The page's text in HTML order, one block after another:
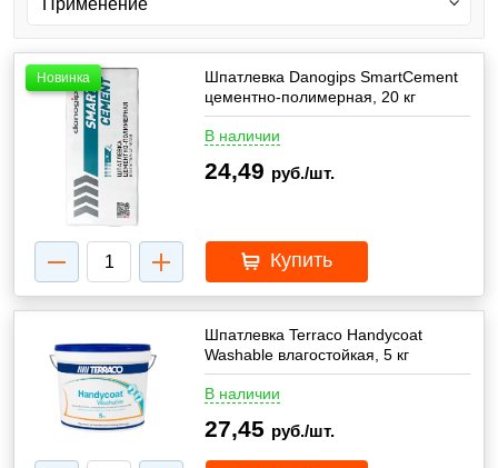
Новинка
Шпатлевка Danogips SmartCement
цементно-полимерная, 20 кг
В наличии
24,49 руб./шт.
Купить
Шпатлевка Terraco Handycoat
Washable влагостойкая, 5 кг
В наличии
27,45 руб./шт.